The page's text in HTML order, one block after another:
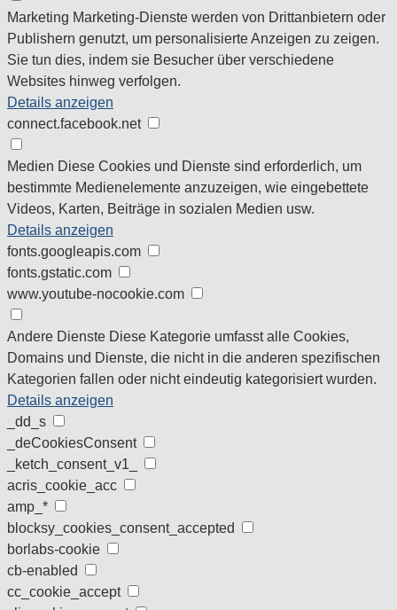
Marketing Marketing-Dienste werden von Drittanbietern oder
Publishern genutzt, um personalisierte Anzeigen zu zeigen.
Sie tun dies, indem sie Besucher über verschiedene
Websites hinweg verfolgen.
Details anzeigen
connect.facebook.net
Medien Diese Cookies und Dienste sind erforderlich, um
bestimmte Medienelemente anzuzeigen, wie eingebettete
Videos, Karten, Beiträge in sozialen Medien usw.
Details anzeigen
fonts.googleapis.com
fonts.gstatic.com
www.youtube-nocookie.com
Andere Dienste Diese Kategorie umfasst alle Cookies,
Domains und Dienste, die nicht in die anderen spezifischen
Kategorien fallen oder nicht eindeutig kategorisiert wurden.
Details anzeigen
_dd_s
_deCookiesConsent
_ketch_consent_v1_
acris_cookie_acc
amp_*
blocksy_cookies_consent_accepted
borlabs-cookie
cb-enabled
cc_cookie_accept